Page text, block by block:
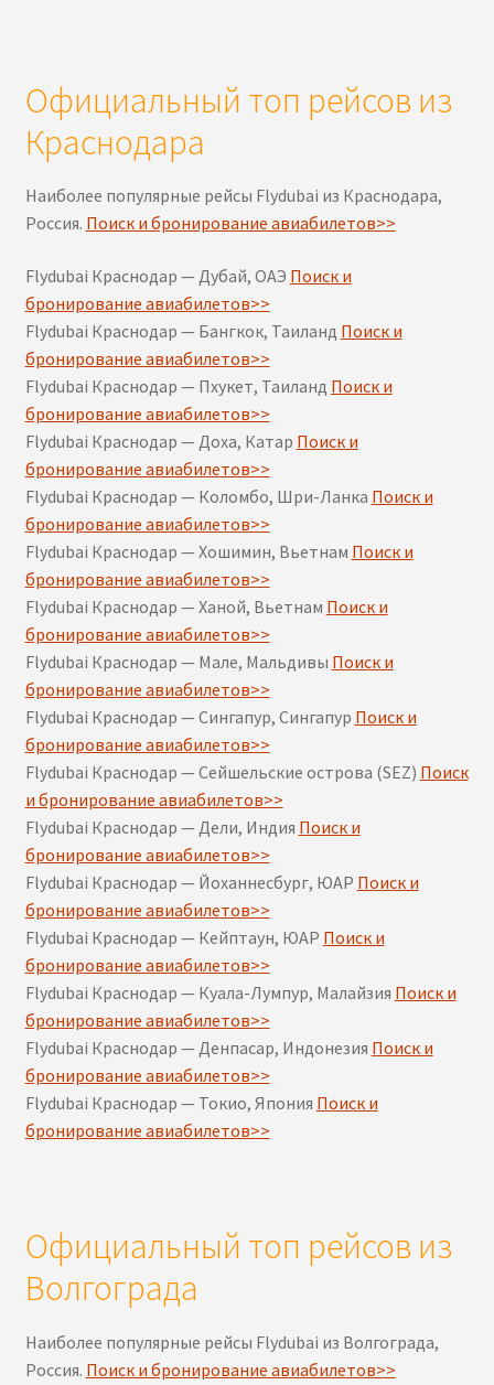
Официальный топ рейсов из
Краснодара
Наиболее популярные рейсы Flydubai из Краснодара,
Россия. Поиск и бронирование авиабилетов>>
Flydubai Краснодар — Дубай, ОАЭ Поиск и
бронирование авиабилетов>>
Flydubai Краснодар — Бангкок, Таиланд Поиск и
бронирование авиабилетов>>
Flydubai Краснодар — Пхукет, Таиланд Поиск и
бронирование авиабилетов>>
Flydubai Краснодар — Доха, Катар Поиск и
бронирование авиабилетов>>
Flydubai Краснодар — Коломбо, Шри-Ланка Поиск и
бронирование авиабилетов>>
Flydubai Краснодар — Хошимин, Вьетнам Поиск и
бронирование авиабилетов>>
Flydubai Краснодар — Ханой, Вьетнам Поиск и
бронирование авиабилетов>>
Flydubai Краснодар — Мале, Мальдивы Поиск и
бронирование авиабилетов>>
Flydubai Краснодар — Сингапур, Сингапур Поиск и
бронирование авиабилетов>>
Flydubai Краснодар — Сейшельские острова (SEZ) Поиск
и бронирование авиабилетов>>
Flydubai Краснодар — Дели, Индия Поиск и
бронирование авиабилетов>>
Flydubai Краснодар — Йоханнесбург, ЮАР Поиск и
бронирование авиабилетов>>
Flydubai Краснодар — Кейптаун, ЮАР Поиск и
бронирование авиабилетов>>
Flydubai Краснодар — Куала-Лумпур, Малайзия Поиск и
бронирование авиабилетов>>
Flydubai Краснодар — Денпасар, Индонезия Поиск и
бронирование авиабилетов>>
Flydubai Краснодар — Токио, Япония Поиск и
бронирование авиабилетов>>
Официальный топ рейсов из
Волгограда
Наиболее популярные рейсы Flydubai из Волгограда,
Россия. Поиск и бронирование авиабилетов>>